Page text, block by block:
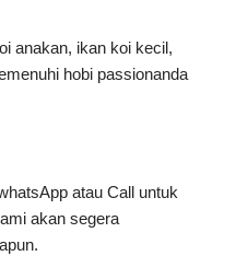
anakan, ikan koi kecil,
hobi passionanda
atau Call untuk
akan segera